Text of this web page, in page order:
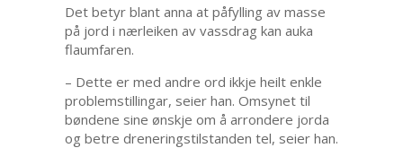
Det betyr blant anna at påfylling av masse
på jord i nærleiken av vassdrag kan auka
flaumfaren.
– Dette er med andre ord ikkje heilt enkle
problemstillingar, seier han. Omsynet til
bøndene sine ønskje om å arrondere jorda
og betre dreneringstilstanden tel, seier han.